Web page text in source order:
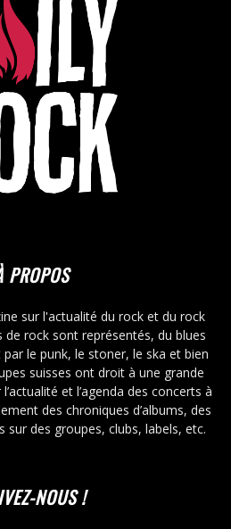
PROPOS
sur l'actualité du rock et du rock
de rock sont représentés, du blues
le punk, le stoner, le ska et bien
suisses ont droit à une grande
et l’agenda des concerts à
des chroniques d’albums, des
sur des groupes, clubs, labels, etc.
NOUS !